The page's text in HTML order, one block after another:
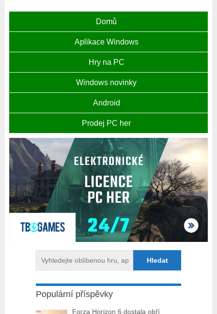
Domů
Aplikace Windows
Hry na PC
Windows novinky
Android
Prodej PC her
Populární příspěvky
Forza Horizon 6 dostala obří